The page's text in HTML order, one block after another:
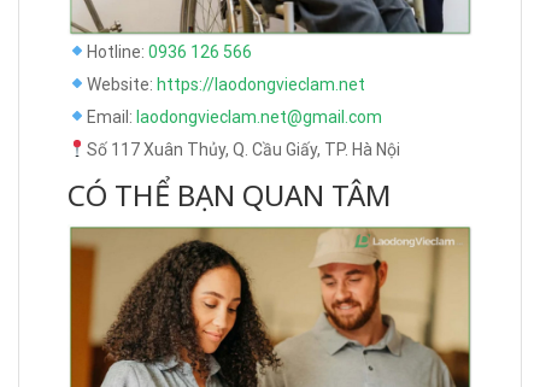
Hotline: 0936 126 566
Website: https://laodongvieclam.net
Email: laodongvieclam.net@gmail.com
Số 117 Xuân Thủy, Q. Cầu Giấy, TP. Hà Nội
CÓ THỂ BẠN QUAN TÂM